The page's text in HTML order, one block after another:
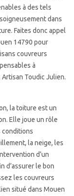
à des tels
dans
Faites donc appel
14790 pour
couvreurs
à
Toudic Julien.
la toiture est un
Elle joue un rôle
conditions
la neige, les
d’un
d’assurer le bon
les couvreurs
situé dans Mouen